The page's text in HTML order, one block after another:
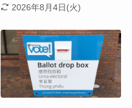
2026年8月4日(火)